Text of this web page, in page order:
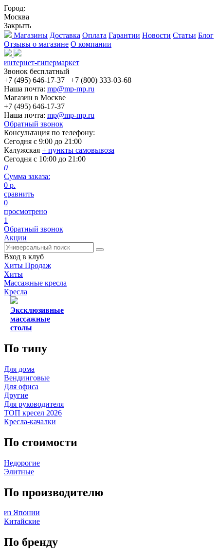
Город:
Москва
Закрыть
Магазины Доставка Оплата Гарантии Новости Статьи Блог
Отзывы о магазине О компании
интернет-гипермаркет
Звонок бесплатный
+7 (495) 646-17-37
+7 (800) 333-03-68
Наша почта: mp@mp-mp.ru
Магазин в Москве
+7 (495) 646-17-37
Наша почта: mp@mp-mp.ru
Обратный звонок
Консультация по телефону:
Сегодня с 9:00 до 21:00
Калужская + пункты самовывоза
Сегодня с 10:00 до 21:00
0
Сумма заказа:
0 р.
сравнить
0
просмотрено
1
Обратный звонок
Акции
Вход в клуб
Хиты Продаж
Хиты
Массажные кресла
Кресла
Эксклюзивные
массажные
столы
По типу
Для дома
Вендинговые
Для офиса
Другие
Для руководителя
ТОП кресел 2026
Кресла-качалки
По стоимости
Недорогие
Элитные
По производителю
из Японии
Китайские
По бренду